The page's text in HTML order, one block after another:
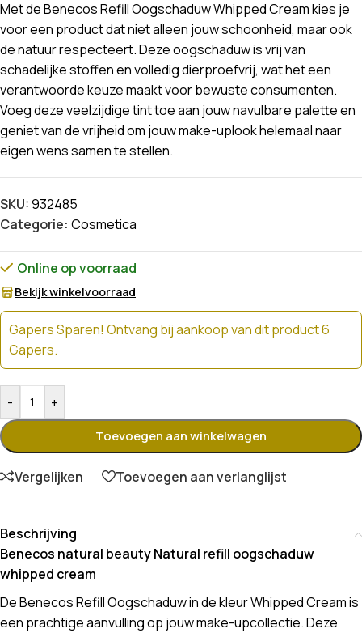
Met de Benecos Refill Oogschaduw Whipped Cream kies je
voor een product dat niet alleen jouw schoonheid, maar ook
de natuur respecteert. Deze oogschaduw is vrij van
schadelijke stoffen en volledig dierproefvrij, wat het een
verantwoorde keuze maakt voor bewuste consumenten.
Voeg deze veelzijdige tint toe aan jouw navulbare palette en
geniet van de vrijheid om jouw make-uplook helemaal naar
eigen wens samen te stellen.
SKU:932485
Categorie: Cosmetica
Online op voorraad
Bekijk winkelvoorraad
Gapers Sparen! Ontvang bij aankoop van dit product 6
Gapers.
- +
Toevoegen aan winkelwagen
Vergelijken Toevoegen aan verlanglijst
Beschrijving
Benecos natural beauty Natural refill oogschaduw
whipped cream
De Benecos Refill Oogschaduw in de kleur Whipped Cream is
een prachtige aanvulling op jouw make-upcollectie. Deze